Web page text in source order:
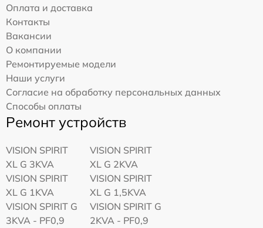
Оплата и доставка
Контакты
Вакансии
О компании
Ремонтируемые модели
Наши услуги
Согласие на обработку персональных данных
Способы оплаты
Ремонт устройств
VISION SPIRIT
XL G 3KVA
VISION SPIRIT
XL G 2KVA
VISION SPIRIT
XL G 1KVA
VISION SPIRIT
XL G 1,5KVA
VISION SPIRIT G
3KVA - PF0,9
VISION SPIRIT G
2KVA - PF0,9